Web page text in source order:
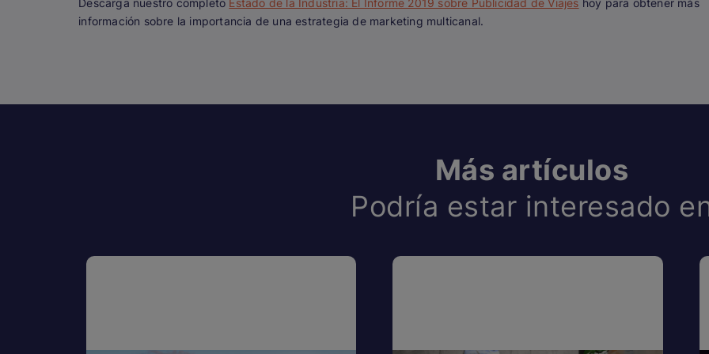
Descarga nuestro completo Estado de la Industria: El Informe 2019 sobre Publicidad de Viajes hoy para obtener más
información sobre la importancia de una estrategia de marketing multicanal.
Más artículos
Podría estar interesado